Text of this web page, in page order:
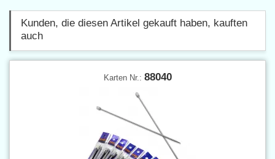
Kunden, die diesen Artikel gekauft haben, kauften
auch
Karten Nr.: 88040